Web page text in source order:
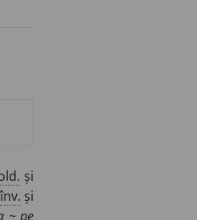
și
înv. și
~ pe